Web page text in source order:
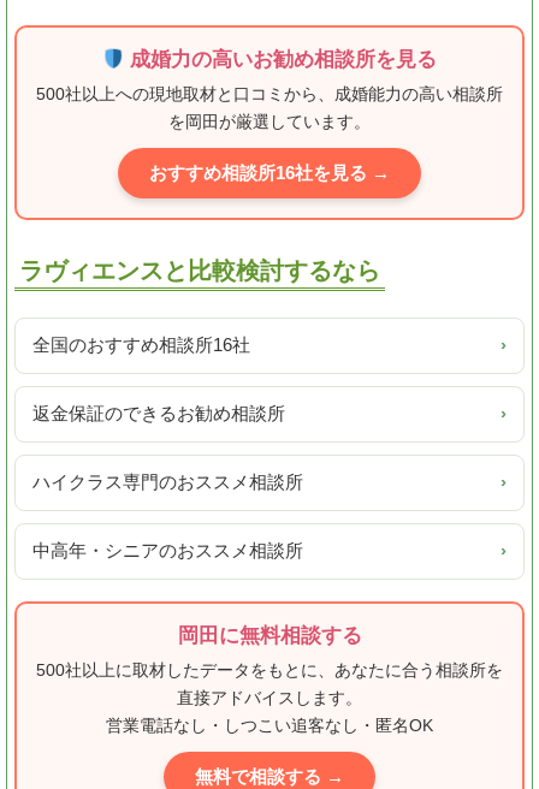
成婚力の高いお勧め相談所を見る
500社以上への現地取材と口コミから、成婚能力の高い相談所
を岡田が厳選しています。
おすすめ相談所16社を見る →
ラヴィエンスと比較検討するなら
全国のおすすめ相談所16社 ›
返金保証のできるお勧め相談所 ›
ハイクラス専門のおススメ相談所 ›
中高年・シニアのおススメ相談所 ›
岡田に無料相談する
500社以上に取材したデータをもとに、あなたに合う相談所を
直接アドバイスします。
営業電話なし・しつこい追客なし・匿名OK
無料で相談する →